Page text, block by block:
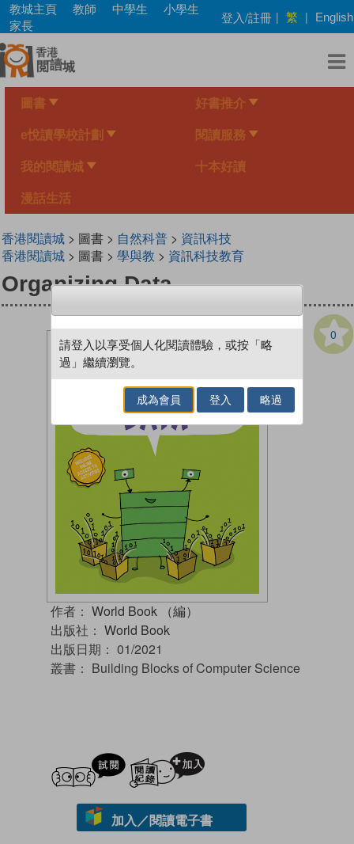
Skip
main
content
教城主頁 教師 中學生
小學生
家長
登入/註冊 | 繁 | English
圖書 好書推介
e悅讀學校計劃 閱讀服務
我的閱讀城 十本好讀
漫話生活
香港閱讀城> 圖書 > 自然科普> 資訊科技
香港閱讀城> 圖書 > 學與教 > 資訊科技教育
Organizing Data
0
作者： World Book （編）
出版社： World Book
出版日期： 01/2021
叢書： Building Blocks of Computer Science
試閲
加入／閱讀電子書
請登入以享受個人化閱讀體驗，或按「略
過」繼續瀏覽。
成為會員 登入 略過